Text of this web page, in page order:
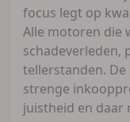
focus legt op
Alle motoren die
schadeverleden,
tellerstanden.
strenge
juistheid en daar